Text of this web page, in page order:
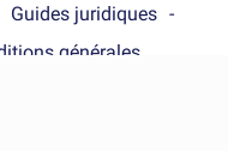
Guides juridiques
générales